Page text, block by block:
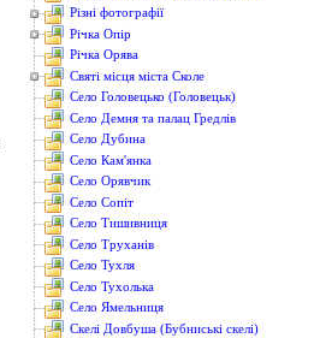
Різні фотографії
Річка Опір
Річка Орява
Святі місця міста Сколе
Село Головецько (Головецьк)
Село Демня та палац Гредлів
Село Дубина
Село Кам'янка
Село Орявчик
Село Сопіт
Село Тишивниця
Село Труханів
Село Тухля
Село Тухолька
Село Ямельниця
Скелі Довбуша (Бубниські скелі)